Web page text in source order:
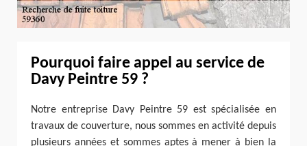
Pourquoi faire appel au service de
Davy Peintre 59 ?
Notre entreprise Davy Peintre 59 est spécialisée en
travaux de couverture, nous sommes en activité depuis
plusieurs années et sommes aptes à mener à bien la